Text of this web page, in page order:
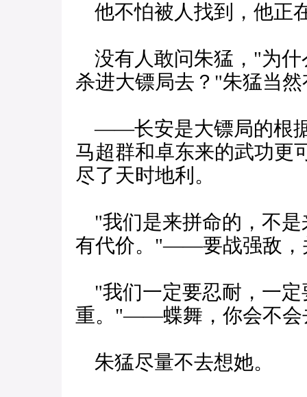
他不怕被人找到，他正
没有人敢问朱猛，"为什
杀进大镖局去？"朱猛当
——长安是大镖局的根
马超群和卓东来的武功更
尽了天时地利。
"我们是来拼命的，不是
有代价。"——要战强敌，
"我们一定要忍耐，一定
重。"——蝶舞，你会不会
朱猛尽量不去想她。